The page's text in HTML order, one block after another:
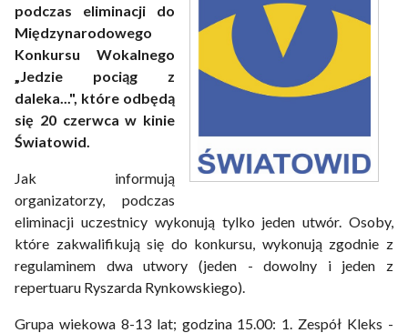
podczas eliminacji do
Międzynarodowego
Konkursu Wokalnego
„Jedzie pociąg z
daleka...", które odbędą
się 20 czerwca w kinie
Światowid.
Jak informują
organizatorzy, podczas
eliminacji uczestnicy wykonują tylko jeden utwór. Osoby,
które zakwalifikują się do konkursu, wykonują zgodnie z
regulaminem dwa utwory (jeden - dowolny i jeden z
repertuaru Ryszarda Rynkowskiego).
Grupa wiekowa 8-13 lat; godzina 15.00: 1. Zespół Kleks -